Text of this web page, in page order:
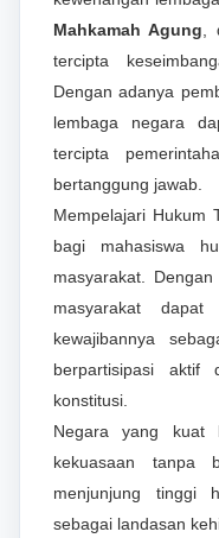
Mahkamah Agung
tercipta
Dengan adanya
lembaga negara
tercipta
bertanggung jawab.
Mempelajari Hukum
bagi mahasiswa
masyarakat.
masyarakat
kewajibannya
berpartisipasi aktif
konstitusi.
Negara yang kuat
kekuasaan tanpa
menjunjung tinggi
sebagai landasan